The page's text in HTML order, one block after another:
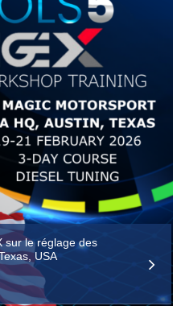
sur le réglage des
USA